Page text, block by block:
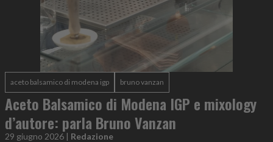
aceto balsamico di modena igp bruno vanzan
Aceto Balsamico di Modena IGP e mixology
d’autore: parla Bruno Vanzan
29 giugno 2026 | Redazione